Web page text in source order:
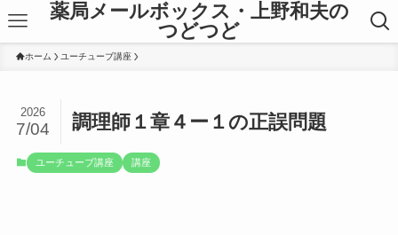
薬局メールボックス・上野和夫の
つどつど
ホーム ユーチューブ講座
調理師１章４ー１の正誤問題
2026
7/04
ユーチューブ講座 講座